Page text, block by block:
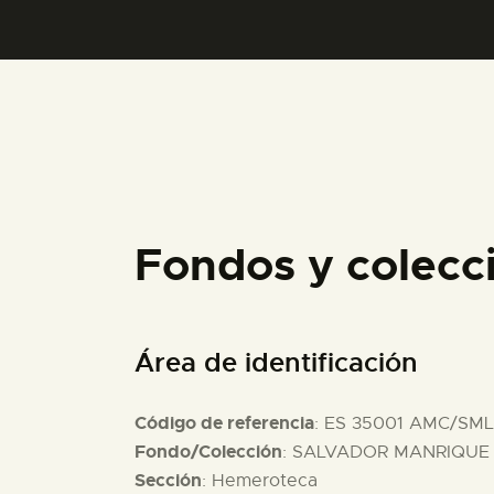
Fondos y
Área de identificación
Código de referencia: ES 35001 AMC/
Fondo/Colección: SALVADOR
Sección: Hemeroteca